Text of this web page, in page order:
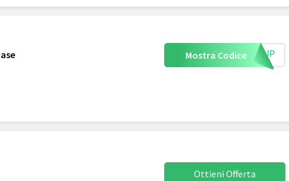
Mostra Codice IGNUP
Ottieni Offerta